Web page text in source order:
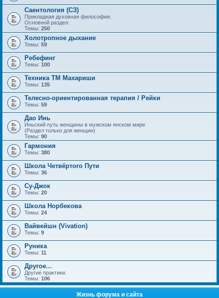
Саентология (СЗ)
Прикладная духовная философия.
Основной раздел.
Темы: 250
Холотропное дыхание
Темы: 59
Ребефинг
Темы: 100
Техника ТМ Махариши
Темы: 135
Телесно-ориентированная терапия / Рейки
Темы: 59
Дао Инь
Иньский путь женщины в мужском янском мире
(Раздел только для женщин)
Темы: 90
Гармония
Темы: 380
Школа Четвёртого Пути
Темы: 36
Су-Джок
Темы: 20
Школа Норбекова
Темы: 24
Вайвейшн (Vivation)
Темы: 9
Руника
Темы: 11
Другое...
Другие практики.
Темы: 106
Жизнь форума и сайта